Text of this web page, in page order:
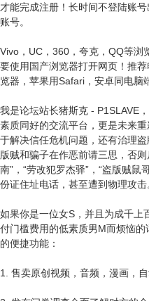
才能完成注册！长时间不登陆账
账号。
Vivo，UC，360，夸克，QQ等浏
要使用国产浏览器打开网页！推
览器，苹果用Safari，安卓同电脑
我是论坛站长猪斯克 - P1SLAVE
素质同好的交流平台，更是未来
于解决信任危机问题，还有治理
版贼和骗子在作恶前请三思，否
南”，“劳改犯罗杰驿”，“盗版贼鼠
份证住址电话，甚至遭到物理攻击
如果你是一位女S，并且为成千上
付门槛费用的低素质男M而烦恼
的便捷功能：
1. 售卖原创视频，音频，漫画，